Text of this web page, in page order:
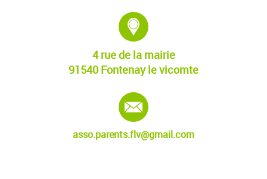
4 rue de la mairie
91540 Fontenay le vicomte
asso.parents.flv@gmail.com